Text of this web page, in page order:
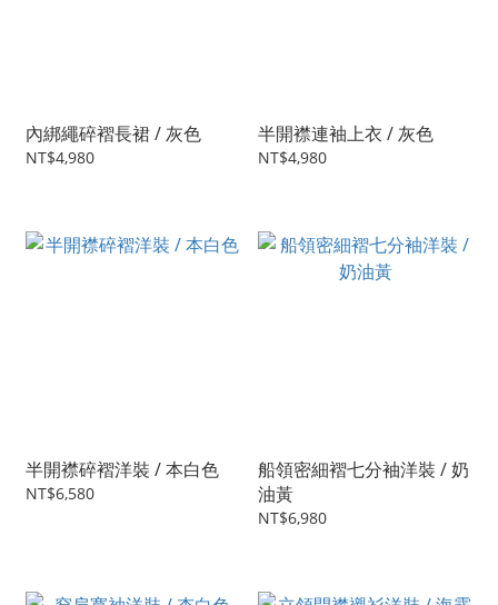
內綁繩碎褶長裙 / 灰色
NT$4,980
半開襟連袖上衣 / 灰色
NT$4,980
半開襟碎褶洋裝 / 本白色
NT$6,580
船領密細褶七分袖洋裝 / 奶
油黃
NT$6,980